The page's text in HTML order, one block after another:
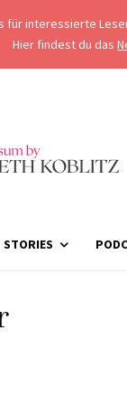
für interessierte
Hier findest du das
STORIES